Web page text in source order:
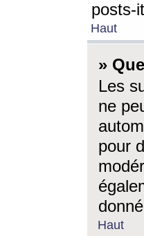
posts-
Haut
»
Les
ne
pour
Haut